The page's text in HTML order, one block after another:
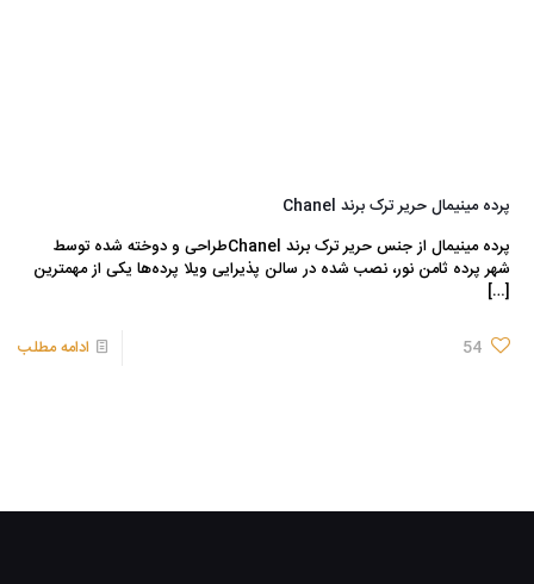
پرده مینیمال حریر ترک برند Chanel
پرده مینیمال از جنس حریر ترک برند Chanelطراحی و دوخته شده توسط
شهر پرده ثامن نور، نصب شده در سالن پذیرایی ویلا پرده‌ها یکی از مهمترین
[…]
54 ادامه مطلب